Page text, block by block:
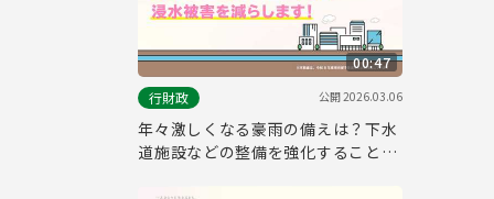
00:47
行財政
公開2026.03.06
年々激しくなる豪雨の備えは？下水
道施設などの整備を強化することで